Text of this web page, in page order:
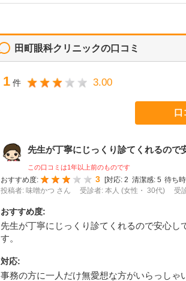
田町眼科クリニックの口コミ
1 件 3.00
口
先生が丁寧にじっくり診てくれるので
この口コミは1年以上前のものです
おすすめ度:
3 [対応: 2 清潔感: 5 待ち
投稿者: 味噌かつ さん
受診者: 本人 (女性・ 30代) 受
おすすめ度:
先生が丁寧にじっくり診てくれるので安心
す。
対応:
事務の方に一人だけ無愛想な方がいらっし